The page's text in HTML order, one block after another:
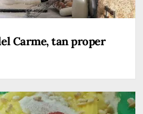
Carme, tan proper